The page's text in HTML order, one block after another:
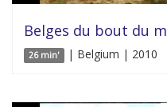
Belges du bout du
26 min' | Belgium | 2010